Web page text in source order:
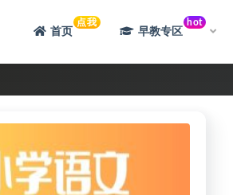
首页
点我
早教专区
hot